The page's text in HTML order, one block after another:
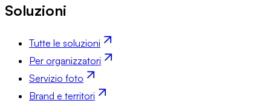
Soluzioni
Tutte le soluzioni
Per organizzatori
Servizio foto
Brand e territori